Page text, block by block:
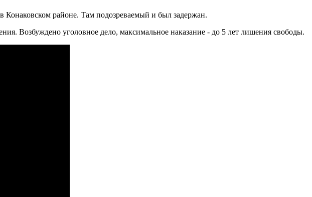
Конаковском районе. Там подозреваемый и был задержан.
Возбуждено уголовное дело, максимальное наказание - до 5 лет лишения свободы.